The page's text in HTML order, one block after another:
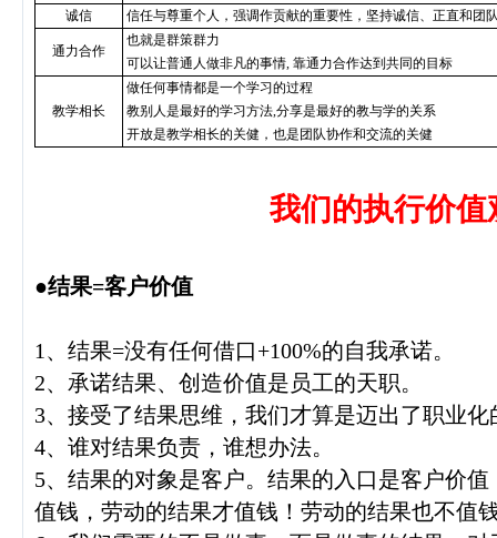
诚信
信任与尊重个人，强调作贡献的重要性，坚持诚信、正直和团
通力合作
也就是群策群力
可以让普通人做非凡的事情, 靠通力合作达到共同的目标
教学相长
做任何事情都是一个学习的过程
教别人是最好的学习方法,分享是最好的教与学的关系
开放是教学相长的关健，也是团队协作和交流的关健
我们的执行价值
●结果=客户价值
1、结果=没有任何借口+100%的自我承诺。
2、承诺结果、创造价值是员工的天职。
3、接受了结果思维，我们才算是迈出了职业化
4、谁对结果负责，谁想办法。
5、结果的对象是客户。结果的入口是客户价
值钱，劳动的结果才值钱！劳动的结果也不值